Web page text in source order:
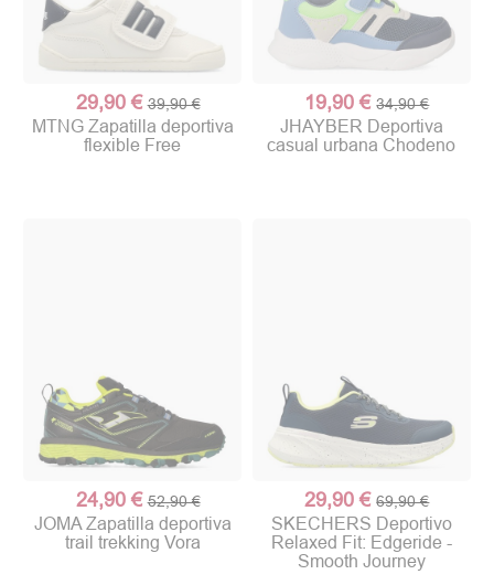
29,90 € 39,90 €
MTNG Zapatilla deportiva
flexible Free
19,90 € 34,90 €
JHAYBER Deportiva
casual urbana Chodeno
24,90 € 52,90 €
JOMA Zapatilla deportiva
trail trekking Vora
29,90 € 69,90 €
SKECHERS Deportivo
Relaxed Fit: Edgeride -
Smooth Journey